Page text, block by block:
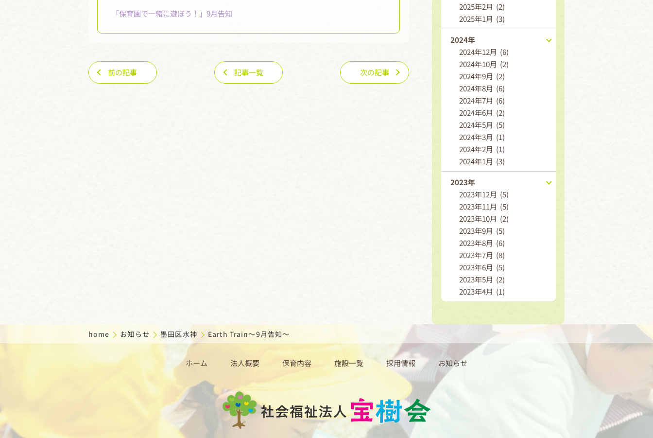
「保育園で一緒に遊ぼう！」9月告知
前の記事 記事一覧 次の記事
2025年2月 (2)
2025年1月 (3)
2024年
2024年12月 (6)
2024年10月 (2)
2024年9月 (2)
2024年8月 (6)
2024年7月 (6)
2024年6月 (2)
2024年5月 (5)
2024年3月 (1)
2024年2月 (1)
2024年1月 (3)
2023年
2023年12月 (5)
2023年11月 (5)
2023年10月 (2)
2023年9月 (5)
2023年8月 (6)
2023年7月 (8)
2023年6月 (5)
2023年5月 (2)
2023年4月 (1)
home お知らせ 墨田区水神 Earth Train～9月告知～
ホーム 法人概要 保育内容 施設一覧 採用情報 お知らせ